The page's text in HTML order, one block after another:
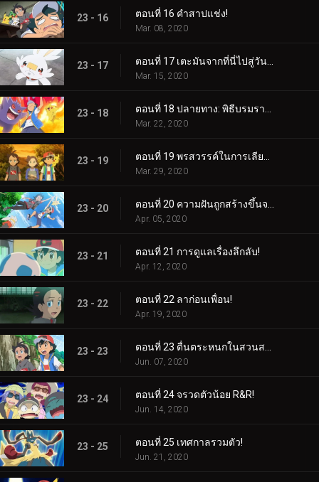
23 - 16 ตอนที่ 16 คำสาปแช่ง!
Mar. 08, 2020
23 - 17
Mar. 15, 2020
23 - 18
Mar. 22, 2020
23 - 19
Mar. 29, 2020
23 - 20
Apr. 05, 2020
23 - 21 ตอนที่ 21 การดูแลเรื่องลึกลับ!
Apr. 12, 2020
23 - 22 ตอนที่ 22 ลาก่อนเพื่อน!
Apr. 19, 2020
23 - 23
Jun. 07, 2020
23 - 24 ตอนที่ 24 จรวดตัวน้อย R&R!
Jun. 14, 2020
23 - 25 ตอนที่ 25 เทศกาลรวมตัว!
Jun. 21, 2020